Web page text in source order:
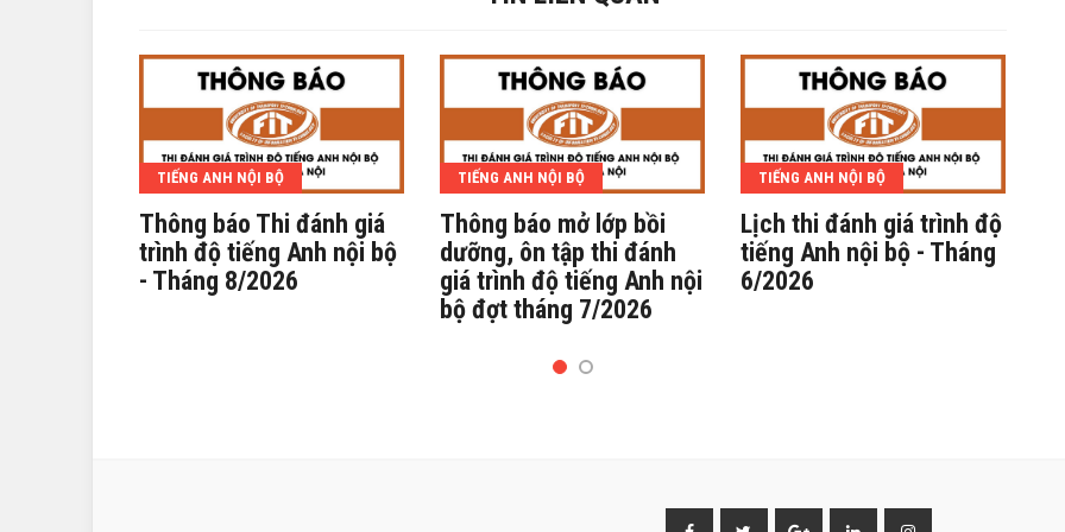
TIẾNG ANH NỘI BỘ
Thông báo Thi đánh giá
trình độ tiếng Anh nội bộ
- Tháng 8/2026
TIẾNG ANH NỘI BỘ
Thông báo mở lớp bồi
dưỡng, ôn tập thi đánh
giá trình độ tiếng Anh nội
bộ đợt tháng 7/2026
TIẾNG ANH NỘI BỘ
Lịch thi đánh giá trình độ
tiếng Anh nội bộ - Tháng
6/2026